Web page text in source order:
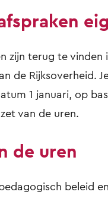
zijn terug te
de Rijksoverheid.
1 januari, op
van de uren.
de uren
beleid